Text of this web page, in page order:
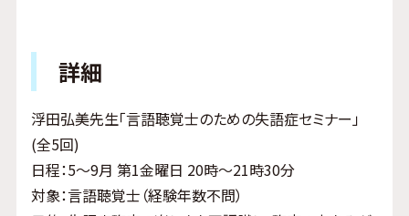
詳細
浮田弘美先生「言語聴覚士のための失語症セミナー」
(全5回)
日程：5～9月 第1金曜日 20時～21時30分
対象：言語聴覚士（経験年数不問）